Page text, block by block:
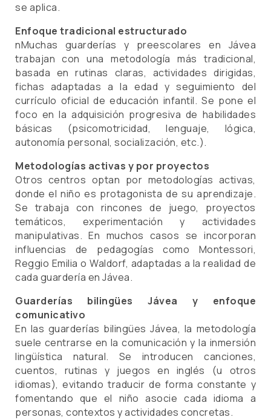
se aplica.
Enfoque tradicional estructurado
nMuchas guarderías y preescolares en Jávea
trabajan con una metodología más tradicional,
basada en rutinas claras, actividades dirigidas,
fichas adaptadas a la edad y seguimiento del
currículo oficial de educación infantil. Se pone el
foco en la adquisición progresiva de habilidades
básicas (psicomotricidad, lenguaje, lógica,
autonomía personal, socialización, etc.).
Metodologías activas y por proyectos
Otros centros optan por metodologías activas,
donde el niño es protagonista de su aprendizaje.
Se trabaja con rincones de juego, proyectos
temáticos, experimentación y actividades
manipulativas. En muchos casos se incorporan
influencias de pedagogías como Montessori,
Reggio Emilia o Waldorf, adaptadas a la realidad de
cada guardería en Jávea.
Guarderías bilingües Jávea y enfoque
comunicativo
En las guarderías bilingües Jávea, la metodología
suele centrarse en la comunicación y la inmersión
lingüística natural. Se introducen canciones,
cuentos, rutinas y juegos en inglés (u otros
idiomas), evitando traducir de forma constante y
fomentando que el niño asocie cada idioma a
personas, contextos y actividades concretas.